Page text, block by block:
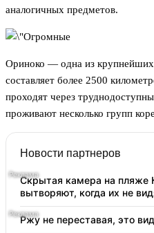
аналогичных предметов.
Ориноко — одна из крупнейших
составляет более 2500
проходят через
проживают несколько групп
Новости партнеров
Скрытая камера на
вытворяют, когда их не
Ржу не переставая, это